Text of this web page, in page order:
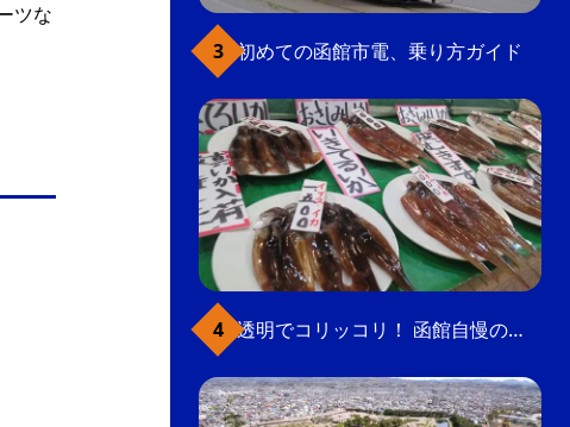
ツな
初めての函館市電、乗り方ガイド
透明でコリッコリ！ 函館自慢のいかをどうぞ